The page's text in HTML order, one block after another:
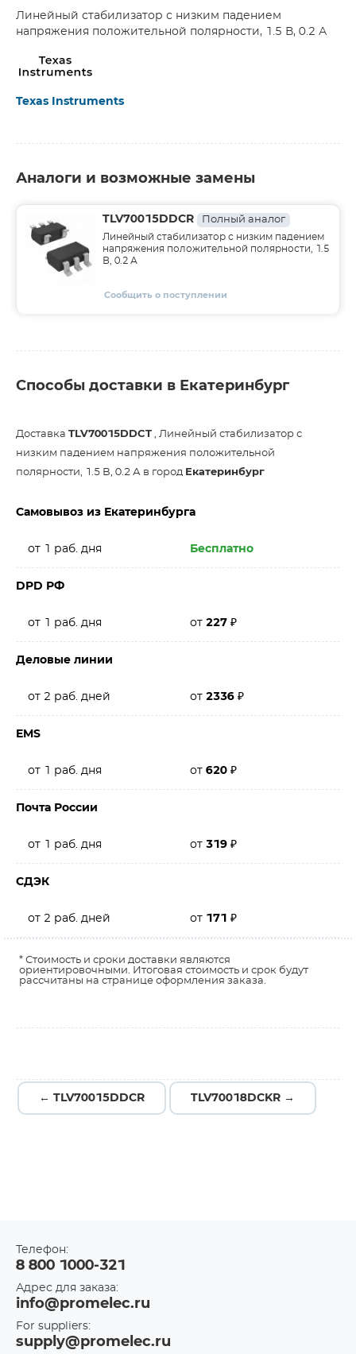
Линейный стабилизатор с низким падением
напряжения положительной полярности, 1.5 В, 0.2 А
Texas Instruments
Аналоги и возможные замены
TLV70015DDCR Полный аналог
Линейный стабилизатор с низким падением
напряжения положительной полярности, 1.5
В, 0.2 А
Сообщить о поступлении
Способы доставки в Екатеринбург
Доставка TLV70015DDCT , Линейный стабилизатор с
низким падением напряжения положительной
полярности, 1.5 В, 0.2 А в город Екатеринбург
Самовывоз из Екатеринбурга
от 1 раб. дня Бесплатно
DPD РФ
от 1 раб. дня от 227 ₽
Деловые линии
от 2 раб. дней от 2336 ₽
EMS
от 1 раб. дня от 620 ₽
Почта России
от 1 раб. дня от 319 ₽
СДЭК
от 2 раб. дней от 171 ₽
* Стоимость и сроки доставки являются
ориентировочными. Итоговая стоимость и срок будут
рассчитаны на странице оформления заказа.
← TLV70015DDCR TLV70018DCKR →
Телефон:
8 800 1000-321
Адрес для заказа:
info@promelec.ru
For suppliers:
supply@promelec.ru